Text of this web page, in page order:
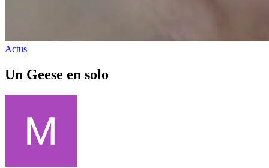
Actus
Un Geese en solo